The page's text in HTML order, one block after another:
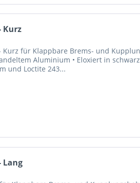
Kurz
für Klappbare Brems- und
Aluminium • Eloxiert in
und Loctite 243...
Lang